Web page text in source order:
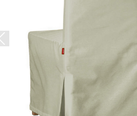
Previous